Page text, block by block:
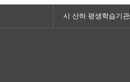
시 산하 평생학습기관